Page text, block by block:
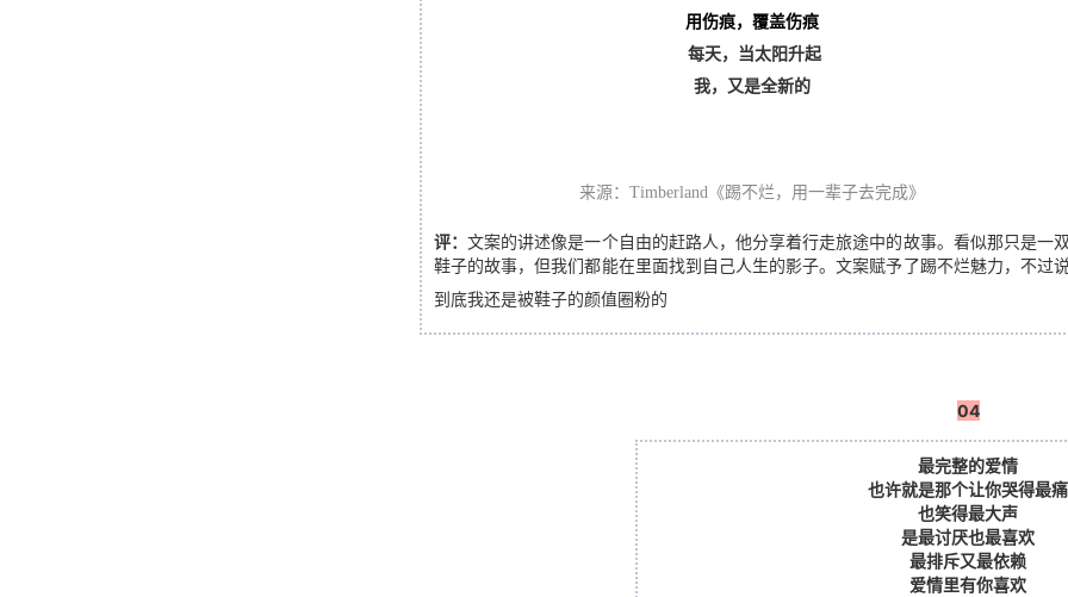
用伤痕，覆盖伤痕
每天，当太阳升起
我，又是全新的
来源： Timberland 《踢不烂，用一辈子去完成》
评：文案的讲述像是一个自由的赶路人，他分享着行走旅途中的故事。看似那只是一
鞋子的故事，但我们都能在里面找到自己人生的影子。文案赋予了踢不烂魅力，不过
到底我还是被鞋子的颜值圈粉的
04
最完整的爱情
也许就是那个让你哭得最痛
也笑得最大声
是最讨厌也最喜欢
最排斥又最依赖
爱情里有你喜欢